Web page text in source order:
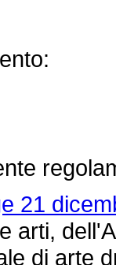
21
arti,
di arte